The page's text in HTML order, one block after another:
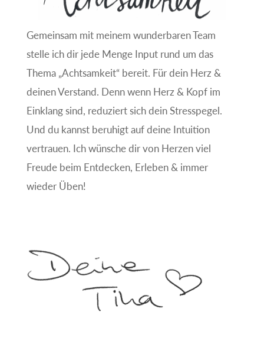
Gemeinsam mit meinem wunderbaren Team
stelle ich dir jede Menge Input rund um das
Thema „Achtsamkeit“ bereit. Für dein Herz &
deinen Verstand. Denn wenn Herz & Kopf im
Einklang sind, reduziert sich dein Stresspegel.
Und du kannst beruhigt auf deine Intuition
vertrauen. Ich wünsche dir von Herzen viel
Freude beim Entdecken, Erleben & immer
wieder Üben!